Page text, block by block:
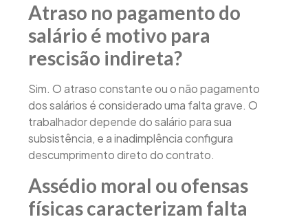
Atraso no pagamento do
salário é motivo para
rescisão indireta?
Sim. O atraso constante ou o não pagamento
dos salários é considerado uma falta grave. O
trabalhador depende do salário para sua
subsistência, e a inadimplência configura
descumprimento direto do contrato.
Assédio moral ou ofensas
físicas caracterizam falta